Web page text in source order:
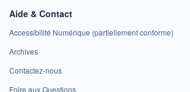
Aide & Contact
Accessibilité Numérique (partiellement conforme)
Archives
Contactez-nous
Foire aux Questions